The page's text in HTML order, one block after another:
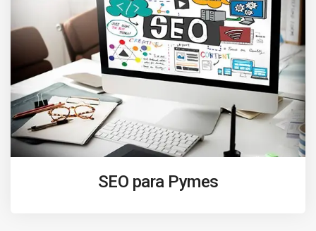
SEO para Pymes